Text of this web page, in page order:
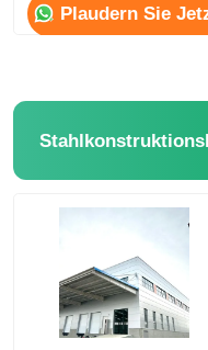
Plaudern Sie